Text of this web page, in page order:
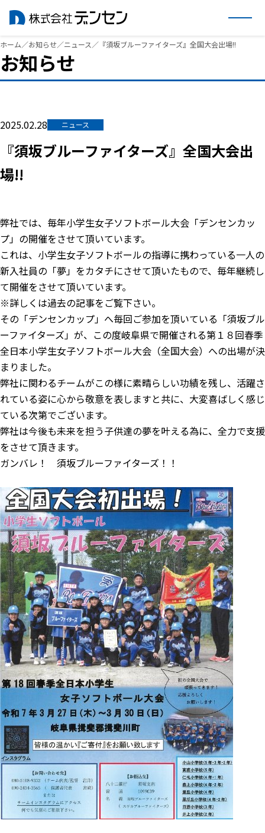
内
容
を
ッ
ホーム／お知らせ／ニュース ／ 『須坂ブルーファイターズ』全国大会出場!!
お知らせ
2025.02.28 ニュース
『須坂ブルーファイターズ』全国大会出
場!!
弊社では、毎年小学生女子ソフトボール大会「デンセンカッ
プ」の開催をさせて頂いています。
これは、小学生女子ソフトボールの指導に携わっている一人の
新入社員の「夢」をカタチにさせて頂いたもので、毎年継続し
て開催をさせて頂いています。
※詳しくは過去の記事をご覧下さい。
その「デンセンカップ」へ毎回ご参加を頂いている「須坂ブル
ーファイターズ」が、この度岐阜県で開催される第１８回春季
全日本小学生女子ソフトボール大会（全国大会）への出場が決
まりました。
弊社に関わるチームがこの様に素晴らしい功績を残し、活躍さ
れている姿に心から敬意を表しますと共に、大変喜ばしく感じ
ている次第でございます。
弊社は今後も未来を担う子供達の夢を叶える為に、 全力で支援
をさせて頂きます。
ガンバレ！ 須坂ブルーファイターズ！！